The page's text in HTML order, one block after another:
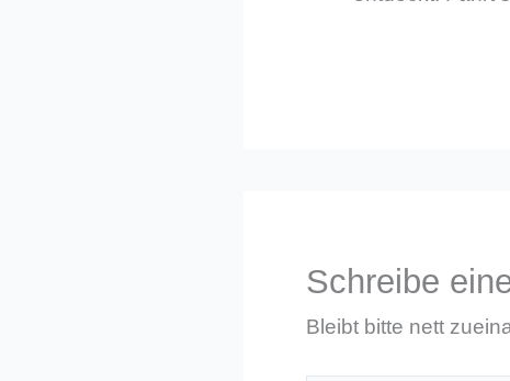
Schreibe
Bleibt bitte nett